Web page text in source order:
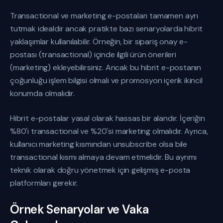
Transactional ve marketing e-postaları tamamen ayrı
tutmak idealdir ancak pratikte bazı senaryolarda hibrit
yaklaşımlar kullanılabilir. Örneğin, bir sipariş onay e-
postası (transactional) içinde ilgili ürün önerileri
(marketing) ekleyebilirsiniz. Ancak bu hibrit e-postanın
çoğunluğu işlem bilgisi olmalı ve promosyon içerik ikincil
konumda olmalıdır.
Hibrit e-postalar yasal olarak hassas bir alandır. İçeriğin
%80'i transactional ve %20'si marketing olmalıdır. Ayrıca,
kullanıcı marketing kısmından unsubscribe olsa bile
transactional kısmı almaya devam etmelidir. Bu ayrımı
teknik olarak doğru yönetmek için gelişmiş e-posta
platformları gerekir.
Örnek Senaryolar ve Vaka